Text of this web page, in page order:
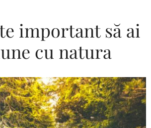
important să ai
cu natura